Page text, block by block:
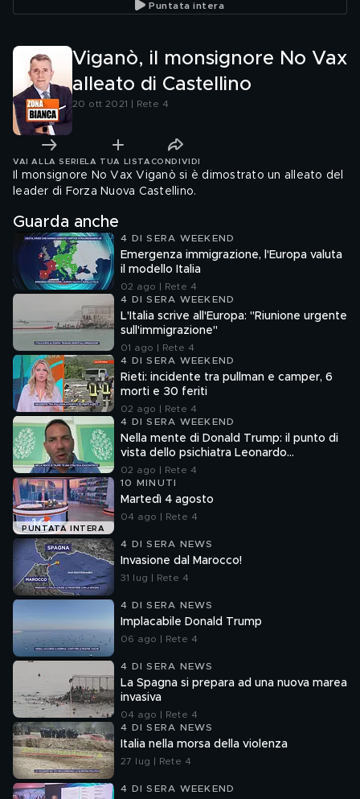
Puntata intera
Viganò, il monsignore No Vax
alleato di Castellino
20 ott 2021 | Rete 4
VAI ALLA SERIE LA TUA LISTA CONDIVIDI
Il monsignore No Vax Viganò si è dimostrato un alleato del
leader di Forza Nuova Castellino.
Guarda anche
4 DI SERA WEEKEND
Emergenza immigrazione, l'Europa valuta
il modello Italia
02 ago | Rete 4
4 DI SERA WEEKEND
L'Italia scrive all'Europa: "Riunione urgente
sull'immigrazione"
01 ago | Rete 4
4 DI SERA WEEKEND
Rieti: incidente tra pullman e camper, 6
morti e 30 feriti
02 ago | Rete 4
4 DI SERA WEEKEND
Nella mente di Donald Trump: il punto di
vista dello psichiatra Leonardo
Mendolicchio
02 ago | Rete 4
PUNTATA INTERA
10 MINUTI
Martedì 4 agosto
04 ago | Rete 4
4 DI SERA NEWS
Invasione dal Marocco!
31 lug | Rete 4
4 DI SERA NEWS
Implacabile Donald Trump
06 ago | Rete 4
4 DI SERA NEWS
La Spagna si prepara ad una nuova marea
invasiva
04 ago | Rete 4
4 DI SERA NEWS
Italia nella morsa della violenza
27 lug | Rete 4
4 DI SERA WEEKEND